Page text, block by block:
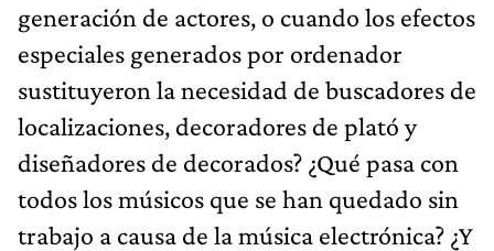
generación de actores, o cuando los efectos
especiales generados por ordenador
sustituyeron la necesidad de buscadores de
localizaciones, decoradores de plató y
diseñadores de decorados? ¿Qué pasa con
todos los músicos que se han quedado sin
trabajo a causa de la música electrónica? ¿Y